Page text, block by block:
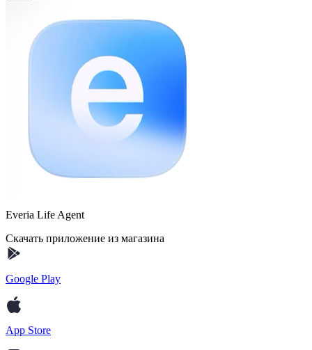
Everia Life Agent
Скачать приложение из магазина
Google Play
App Store